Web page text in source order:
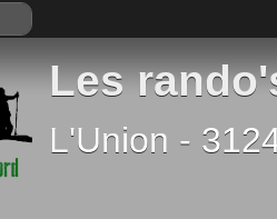
Les
L'Union -
des cookies